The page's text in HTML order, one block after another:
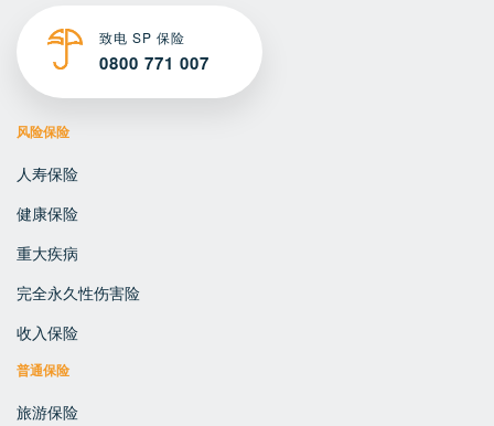
致电 SP 保险
0800 771 007
风险保险
人寿保险
健康保险
重大疾病
完全永久性伤害险
收入保险
普通保险
旅游保险